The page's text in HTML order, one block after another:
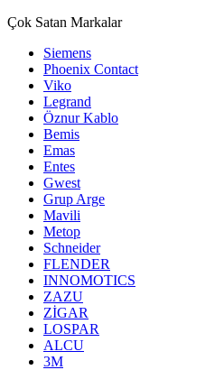
Çok Satan Markalar
Siemens
Phoenix Contact
Viko
Legrand
Öznur Kablo
Bemis
Emas
Entes
Gwest
Grup Arge
Mavili
Metop
Schneider
FLENDER
INNOMOTICS
ZAZU
ZİGAR
LOSPAR
ALCU
3M